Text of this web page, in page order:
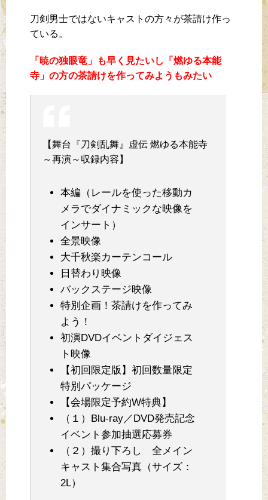
刀剣男士ではないキャストの方々が茶請け作っ
ている。
「暁の独眼竜」も早く見たいし「燃ゆる本能
寺」の方の茶請けを作ってみようもみたい
【舞台『刀剣乱舞』虚伝 燃ゆる本能寺
～再演～収録内容】
本編（レールを使った移動カ
メラでダイナミックな映像を
インサート）
全景映像
大千秋楽カーテンコール
日替わり映像
バックステージ映像
特別企画！茶請けを作ってみ
よう！
初演DVDイベントダイジェス
ト映像
【初回限定版】初回数量限定
特別パッケージ
【会場限定予約W特典】
（１）Blu-ray／DVD発売記念
イベント参加抽選応募券
（２）撮り下ろし 全メイン
キャスト集合写真（サイズ：
2L）